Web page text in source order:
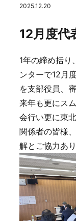
2025.12.20
12月度代
1年の締め括
ンターで12月
を支部役員、
来年も更にス
会行い更に東
関係者の皆様
解とご協力あ